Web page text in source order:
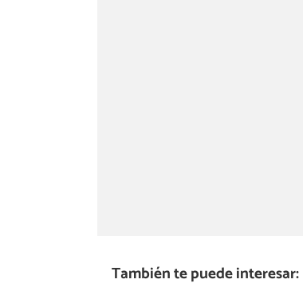
También te puede interesar: